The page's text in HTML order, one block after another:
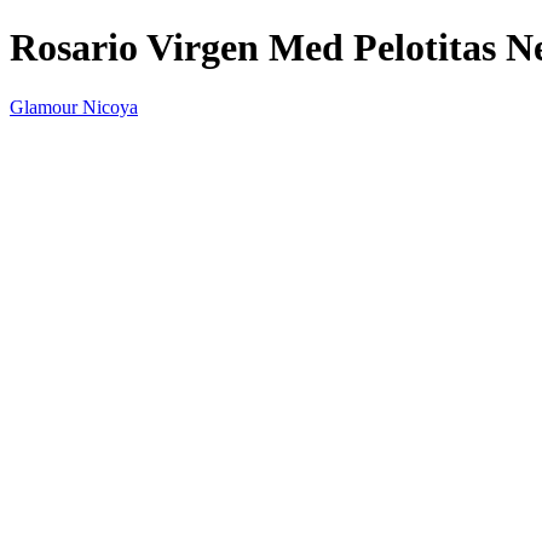
Rosario Virgen Med Pelotitas
Glamour Nicoya